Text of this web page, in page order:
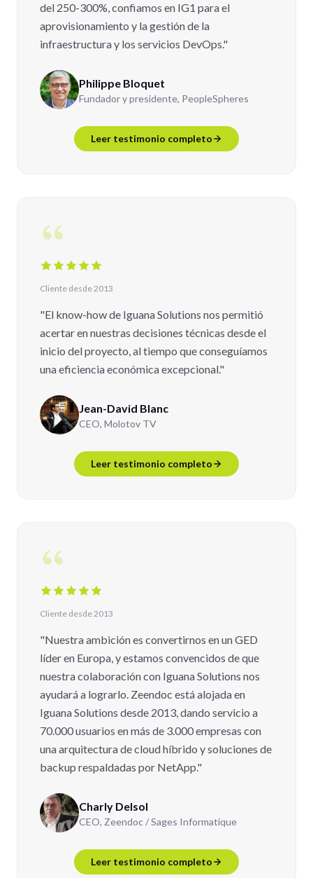
del 250-300%, confiamos en IG1 para el
aprovisionamiento y la gestión de la
infraestructura y los servicios DevOps."
Philippe Bloquet
Fundador y presidente, PeopleSpheres
Leer testimonio completo
Cliente desde 2013
"El know-how de Iguana Solutions nos permitió
acertar en nuestras decisiones técnicas desde el
inicio del proyecto, al tiempo que conseguíamos
una eficiencia económica excepcional."
Jean-David Blanc
CEO, Molotov TV
Leer testimonio completo
Cliente desde 2013
"Nuestra ambición es convertirnos en un GED
líder en Europa, y estamos convencidos de que
nuestra colaboración con Iguana Solutions nos
ayudará a lograrlo. Zeendoc está alojada en
Iguana Solutions desde 2013, dando servicio a
70.000 usuarios en más de 3.000 empresas con
una arquitectura de cloud híbrido y soluciones de
backup respaldadas por NetApp."
Charly Delsol
CEO, Zeendoc / Sages Informatique
Leer testimonio completo